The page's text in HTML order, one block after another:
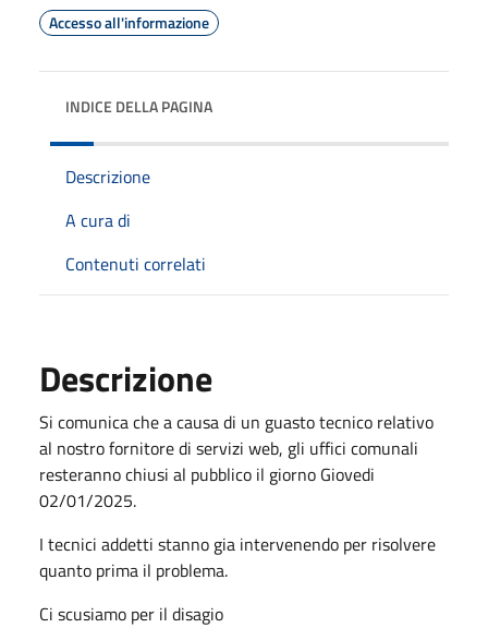
Accesso all'informazione
INDICE DELLA PAGINA
Descrizione
A cura di
Contenuti correlati
Descrizione
Si comunica che a causa di un guasto tecnico relativo
al nostro fornitore di servizi web, gli uffici comunali
resteranno chiusi al pubblico il giorno Giovedi
02/01/2025.
I tecnici addetti stanno gia intervenendo per risolvere
quanto prima il problema.
Ci scusiamo per il disagio